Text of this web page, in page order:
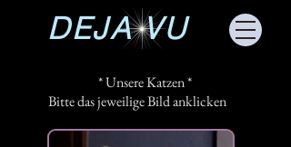
DEJA VU
* Unsere Katzen *
Bitte das jeweilige Bild anklicken